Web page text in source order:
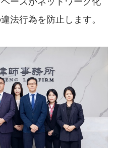
法行為を防止します。